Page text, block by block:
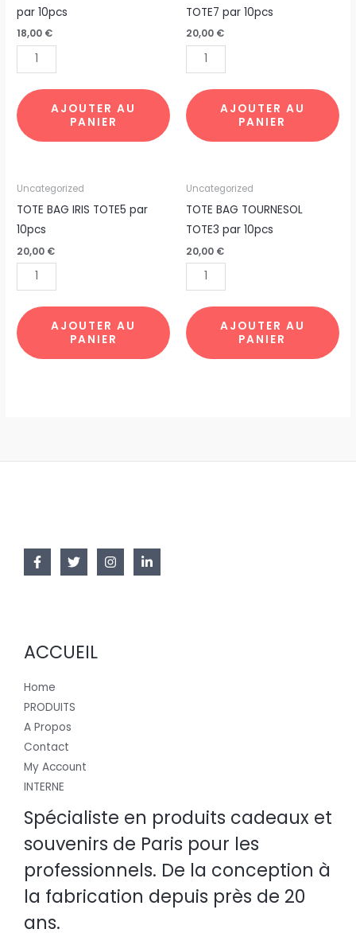
par 10pcs
18,00 €
SAC
COTON
LA
JOCONDE
10pcs
AJOUTER AU
PANIER
TOTE7 par 10pcs
20,00 €
TOTE
BAG
FLEUR
JAPONAIS
TOTE7
par
10pcs
AJOUTER AU
PANIER
Uncategorized
TOTE BAG IRIS TOTE5 par
10pcs
20,00 €
quantité
de
TOTE
IRIS
TOTE5
10pcs
AJOUTER AU
PANIER
Uncategorized
TOTE BAG TOURNESOL
TOTE3 par 10pcs
20,00 €
quantité
de
TOTE
TOURNESOL
TOTE3
10pcs
AJOUTER AU
PANIER
ACCUEIL
Home
PRODUITS
A Propos
Contact
My Account
INTERNE
Spécialiste en produits cadeaux et
souvenirs de Paris pour les
professionnels. De la conception à
la fabrication depuis près de 20
ans.